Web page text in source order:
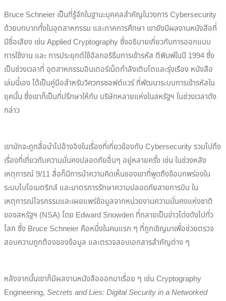
Bruce Schneier เป็นที่รู้จักในฐานะบุคคลสำคัญในวงการ Cybersecurity
ด้วยบทบาททั้งในอุตสาหกรรม และภาคการศึกษา เขายังมีผลงานหนังสือที่
มีชื่อเสียง เช่น Applied Cryptography ซึ่งอธิบายเกี่ยวกับการออกแบบ
การใช้งาน และ การประยุกต์ใช้อัลกอริธึมการเข้ารหัส ตีพิมพ์ในปี 1994 ซึ่ง
เป็นช่วงเวลาที่ อุตสาหกรรมอินเตอร์เน็ตกำลังเติบโตและรุ่งเรือง หนังสือ
เล่มนี้เองได้เป็นคู่มือสำหรับวิศวกรซอฟต์แวร์ ที่พัฒนาระบบการเข้ารหัสใน
ยุคนั้น ซึ่งเขาก็เป็นที่ปรึกษาให้กับ บริษัทหลายแห่งในสหรัฐฯ ในช่วงเวลาดัง
กล่าว
เขามักจะถูกสื่อนำไปอ้างอิงในเรื่องที่เกี่ยวข้องกับ Cybersecurity รวมไปถึง
เรื่องที่เกี่ยวกับความมั่นคงปลอดภัยอื่นๆ อยู่หลายครั้ง เช่น ในช่วงหลัง
เหตุการณ์ 9/11 สื่อก็มีการนำความคิดเห็นของเขาที่พูดถึงข้อบกพร่องใน
ระบบไบโอเมตริกส์ และมาตรการรักษาความปลอดภัยสายการบิน ใน
เหตุการณ์โจรกรรมและเผยแพร่ข้อมูลจากหน่วยงานความมั่นคงแห่งชาติ
ของสหรัฐฯ (NSA) โดย Edward Snowden ที่กลายเป็นข่าวโด่งดังไปทั่ว
โลก ซึ่ง Bruce Schneier คือหนึ่งในคนแรก ๆ ที่ถูกเชิญมาเพื่อช่วยตรวจ
สอบความถูกต้องของข้อมูล และตรวจสอบเอกสารสำคัญต่าง ๆ
หลังจากนั้นเขาก็มีผลงานหนังสือออกมาเรื่อย ๆ เช่น Cryptography
Engineering, Secrets and Lies: Digital Security in a Networked